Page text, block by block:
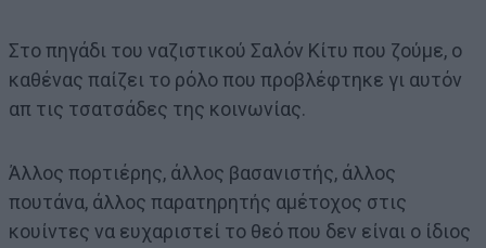
Στο πηγάδι του ναζιστικού Σαλόν Κίτυ που ζούμε, ο
καθένας παίζει το ρόλο που προβλέφτηκε γι αυτόν
απ τις τσατσάδες της κοινωνίας.
Άλλος πορτιέρης, άλλος βασανιστής, άλλος
πουτάνα, άλλος παρατηρητής αμέτοχος στις
κουίντες να ευχαριστεί το θεό που δεν είναι ο ίδιος